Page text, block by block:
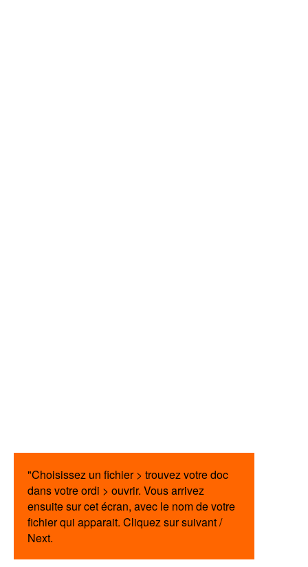
"Choisissez un fichier > trouvez votre doc
dans votre ordi > ouvrir. Vous arrivez
ensuite sur cet écran, avec le nom de votre
fichier qui apparait. Cliquez sur suivant /
Next.